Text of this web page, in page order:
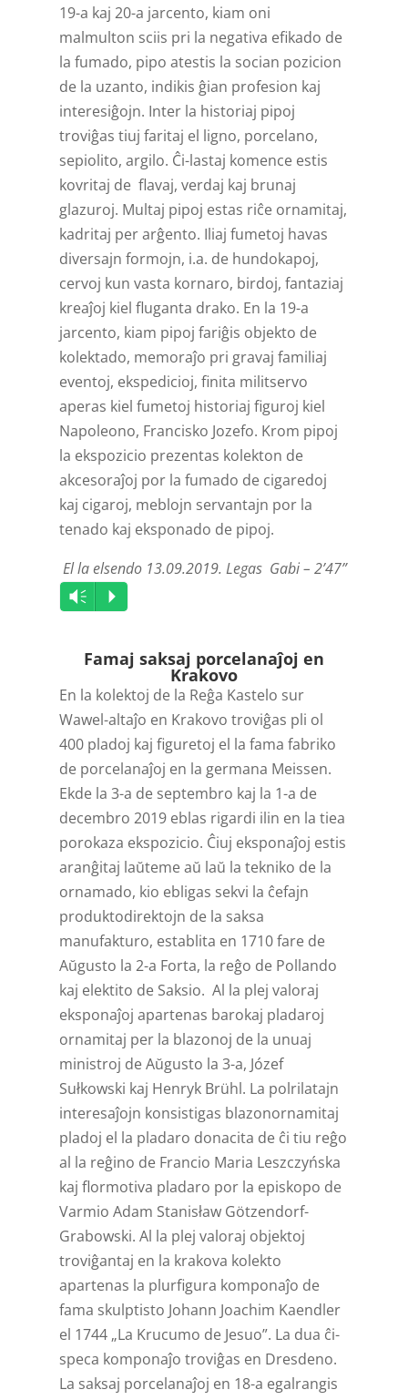
19-a kaj 20-a jarcento, kiam oni
malmulton sciis pri la negativa efikado de
la fumado, pipo atestis la socian pozicion
de la uzanto, indikis ĝian profesion kaj
interesiĝojn. Inter la historiaj pipoj
troviĝas tiuj faritaj el ligno, porcelano,
sepiolito, argilo. Ĉi-lastaj komence estis
kovritaj de flavaj, verdaj kaj brunaj
glazuroj. Multaj pipoj estas riĉe ornamitaj,
kadritaj per arĝento. Iliaj fumetoj havas
diversajn formojn, i.a. de hundokapoj,
cervoj kun vasta kornaro, birdoj, fantaziaj
kreaĵoj kiel fluganta drako. En la 19-a
jarcento, kiam pipoj fariĝis objekto de
kolektado, memoraĵo pri gravaj familiaj
eventoj, ekspedicioj, finita militservo
aperas kiel fumetoj historiaj figuroj kiel
Napoleono, Francisko Jozefo. Krom pipoj
la ekspozicio prezentas kolekton de
akcesoraĵoj por la fumado de cigaredoj
kaj cigaroj, meblojn servantajn por la
tenado kaj eksponado de pipoj.
El la elsendo 13.09.2019. Legas Gabi – 2’47”
Audio
Player
Vm P
Famaj saksaj porcelanaĵoj en
Krakovo
En la kolektoj de la Reĝa Kastelo sur
Wawel-altaĵo en Krakovo troviĝas pli ol
400 pladoj kaj figuretoj el la fama fabriko
de porcelanaĵoj en la germana Meissen.
Ekde la 3-a de septembro kaj la 1-a de
decembro 2019 eblas rigardi ilin en la tiea
porokaza ekspozicio. Ĉiuj eksponaĵoj estis
aranĝitaj laŭteme aŭ laŭ la tekniko de la
ornamado, kio ebligas sekvi la ĉefajn
produktodirektojn de la saksa
manufakturo, establita en 1710 fare de
Aŭgusto la 2-a Forta, la reĝo de Pollando
kaj elektito de Saksio. Al la plej valoraj
eksponaĵoj apartenas barokaj pladaroj
ornamitaj per la blazonoj de la unuaj
ministroj de Aŭgusto la 3-a, Józef
Sułkowski kaj Henryk Brühl. La polrilatajn
interesaĵojn konsistigas blazonornamitaj
pladoj el la pladaro donacita de ĉi tiu reĝo
al la reĝino de Francio Maria Leszczyńska
kaj flormotiva pladaro por la episkopo de
Varmio Adam Stanisław Götzendorf-
Grabowski. Al la plej valoraj objektoj
troviĝantaj en la krakova kolekto
apartenas la plurfigura komponaĵo de
fama skulptisto Johann Joachim Kaendler
el 1744 „La Krucumo de Jesuo”. La dua ĉi-
speca komponaĵo troviĝas en Dresdeno.
La saksaj porcelanaĵoj en 18-a egalrangis